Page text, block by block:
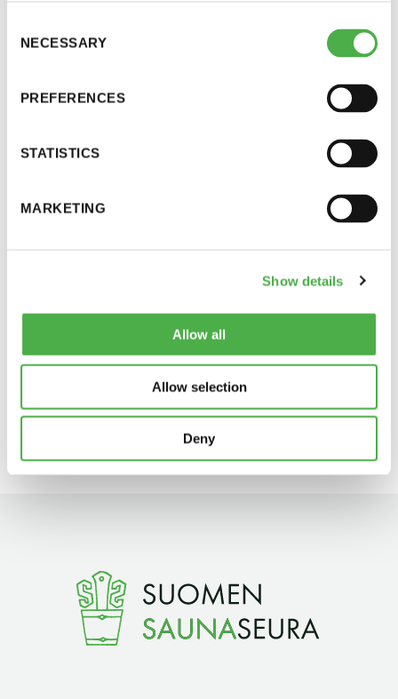
Selection
NECESSARY
PREFERENCES
STATISTICS
MARKETING
Show details
Allow all
Allow selection
Deny
Jäsen
12 €
Vieras jäsenen seurassa
25 €
ilmainen
Suomen Saunaseura ry
Vaskiniementie 10, 00200 Helsinki
Kahvio/kassa 050 372 4167
testisaunaa ei nähdäkään Saunatalolla 18.9.
Lisää luetavaa